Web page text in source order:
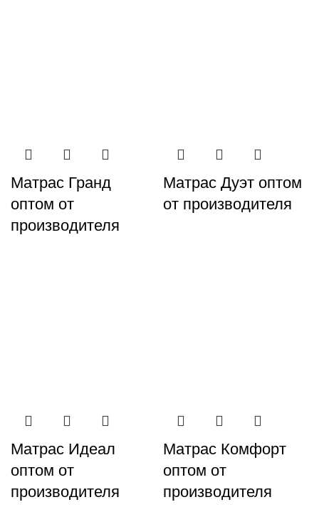
Матрас Гранд
оптом от
производителя
Матрас Дуэт оптом
от производителя
Матрас Идеал
оптом от
производителя
Матрас Комфорт
оптом от
производителя